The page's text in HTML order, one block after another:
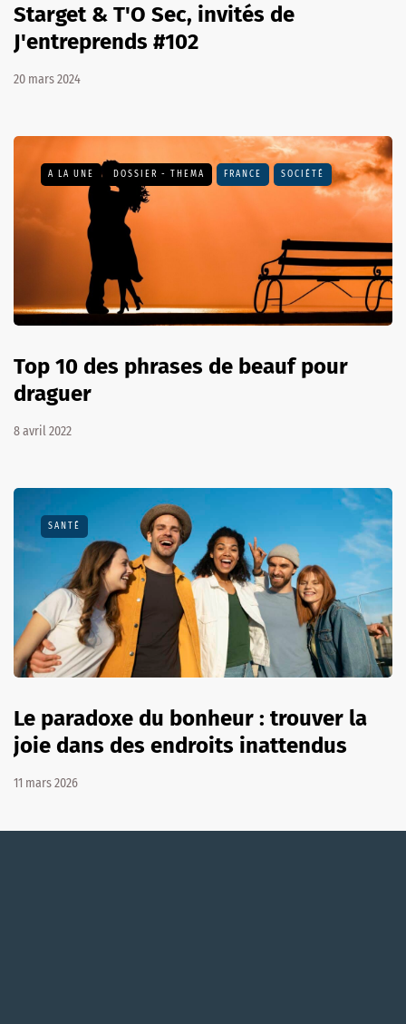
Starget & T'O Sec, invités de
J'entreprends #102
20 mars 2024
A LA UNE DOSSIER - THEMA FRANCE SOCIÉTÉ
Top 10 des phrases de beauf pour
draguer
8 avril 2022
SANTÉ
Le paradoxe du bonheur : trouver la
joie dans des endroits inattendus
11 mars 2026